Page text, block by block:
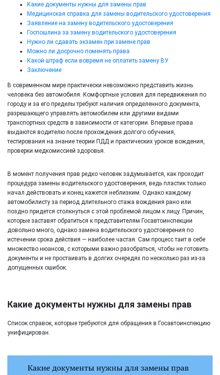
Какие документы нужны для замены прав
Медицинская справка для замены водительского удостоверения
Заявление на замену водительского удостоверения
Госпошлина за замену водительского удостоверения
Нужно ли сдавать экзамен при замене прав
Можно ли досрочно поменять права
Какой штраф если вовремя не оплатить замену ВУ
Заключение
В современном мире практически невозможно представить жизнь
человека без автомобиля. Комфортные условия для передвижения по
городу и за его пределы требуют наличия определенного документа,
разрешающего управлять автомобилем или другими видами
транспортных средств в зависимости от категории. Впервые права
выдаются водителю после прохождения долгого обучения,
тестирования на знание теории ПДД и практических уроков вождения,
проверки медкомиссией здоровья.
В момент получения прав редко человек задумывается, как проходит
процедура замены водительского удостоверения, ведь пластик только
начал действовать и конец кажется неблизким. Однако каждому
автомобилисту за период длительного стажа вождения рано или
поздно придется столкнуться с этой проблемой лицом к лицу. Причин,
которые заставят обратиться к представителям Госавтоинспекции
довольно много, однако замена водительского удостоверения по
истечении срока действия — наиболее частая. Сам процесс таит в себе
множество нюансов, с которыми важно разобраться, чтобы не готовить
документы и не простаивать в долгих очередях по несколько раз из-за
допущенных ошибок.
Какие документы нужны для замены прав
Список справок, которые требуются для обращения в Госавтоинспекцию
унифицирован.